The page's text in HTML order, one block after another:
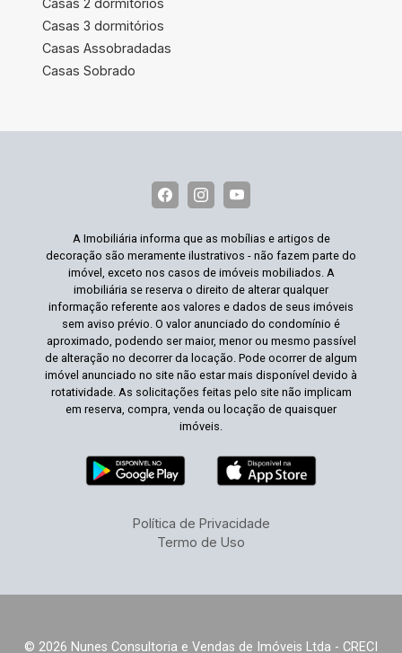
Casas 2 dormitórios
Casas 3 dormitórios
Casas Assobradadas
Casas Sobrado
A Imobiliária informa que as mobílias e artigos de
decoração são meramente ilustrativos - não fazem parte do
imóvel, exceto nos casos de imóveis mobiliados. A
imobiliária se reserva o direito de alterar qualquer
informação referente aos valores e dados de seus imóveis
sem aviso prévio. O valor anunciado do condomínio é
aproximado, podendo ser maior, menor ou mesmo passível
de alteração no decorrer da locação. Pode ocorrer de algum
imóvel anunciado no site não estar mais disponível devido à
rotatividade. As solicitações feitas pelo site não implicam
em reserva, compra, venda ou locação de quaisquer
imóveis.
Política de Privacidade
Termo de Uso
© 2026 Nunes Consultoria e Vendas de Imóveis Ltda - CRECI